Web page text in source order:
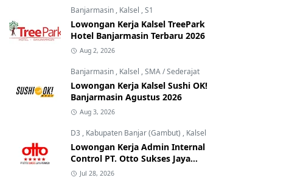
Banjarmasin , Kalsel ,S1
Lowongan Kerja Kalsel TreePark
Hotel Banjarmasin Terbaru 2026
Aug 2, 2026
Banjarmasin , Kalsel ,SMA / Sederajat
Lowongan Kerja Kalsel Sushi OK!
Banjarmasin Agustus 2026
Aug 3, 2026
D3 , Kabupaten Banjar (Gambut) , Kalsel
Lowongan Kerja Admin Internal
Control PT. Otto Sukses Jaya
Perkasa
Jul 28, 2026